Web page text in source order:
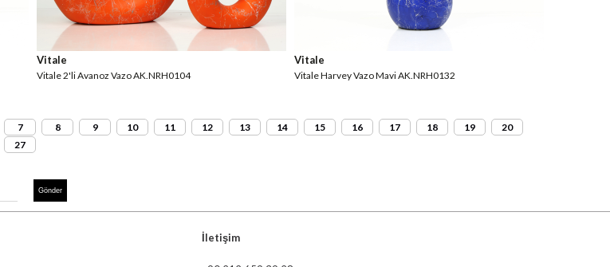
Vitale
Vitale 2'li Avanoz Vazo AK.NRH0104
Vitale
Vitale Harvey Vazo Mavi AK.NRH0132
7 8 9 10 11 12 13 14 15 16 17 18 19
20
27
İletişim